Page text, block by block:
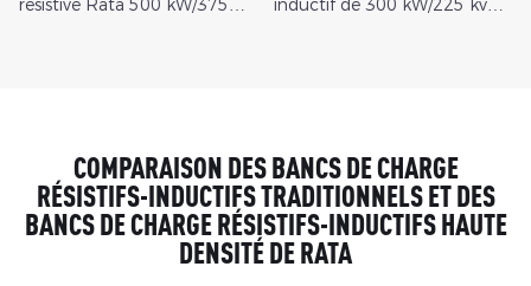
résistive Rata 500 kW/375
inductif de 300 kW/225 kvar
COMPARAISON DES BANCS DE CHARGE
RÉSISTIFS-INDUCTIFS TRADITIONNELS ET DES
BANCS DE CHARGE RÉSISTIFS-INDUCTIFS HAUTE
DENSITÉ DE RATA